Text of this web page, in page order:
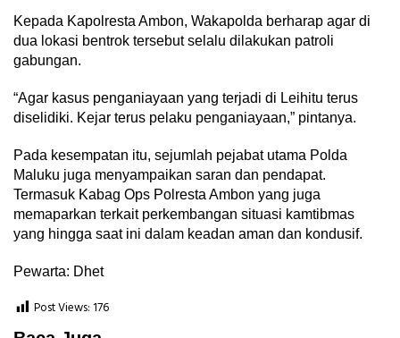
Kepada Kapolresta Ambon, Wakapolda berharap agar di
dua lokasi bentrok tersebut selalu dilakukan patroli
gabungan.
“Agar kasus penganiayaan yang terjadi di Leihitu terus
diselidiki. Kejar terus pelaku penganiayaan,” pintanya.
Pada kesempatan itu, sejumlah pejabat utama Polda
Maluku juga menyampaikan saran dan pendapat.
Termasuk Kabag Ops Polresta Ambon yang juga
memaparkan terkait perkembangan situasi kamtibmas
yang hingga saat ini dalam keadan aman dan kondusif.
Pewarta: Dhet
Post Views: 176